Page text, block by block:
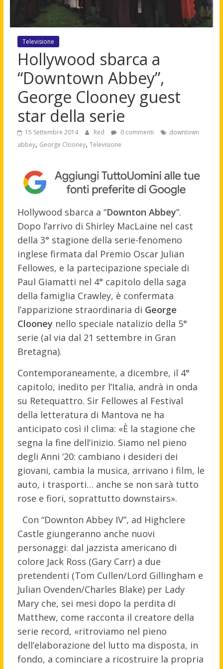
Televisione
Hollywood sbarca a
“Downtown Abbey”,
George Clooney guest
star della serie
15 Settembre 2014 Red 0 commenti
downtown
abbey, George Clooney, Televisione
Hollywood sbarca a “Downton Abbey”.
Dopo l’arrivo di Shirley MacLaine nel cast
della 3° stagione della serie-fenomeno
inglese firmata dal Premio Oscar Julian
Fellowes, e la partecipazione speciale di
Paul Giamatti nel 4° capitolo della saga
della famiglia Crawley, è confermata
l’apparizione straordinaria di George
Clooney nello speciale natalizio della 5°
serie (al via dal 21 settembre in Gran
Bretagna).
Contemporaneamente, a dicembre, il 4°
capitolo, inedito per l’Italia, andrà in onda
su Retequattro. Sir Fellowes al Festival
della letteratura di Mantova ne ha
anticipato così il clima: «È la stagione che
segna la fine dell’inizio. Siamo nel pieno
degli Anni ‘20: cambiano i desideri dei
giovani, cambia la musica, arrivano i film, le
auto, i trasporti… anche se non sarà tutto
rose e fiori, soprattutto downstairs».
Con “Downton Abbey IV”, ad Highclere
Castle giungeranno anche nuovi
personaggi: dal jazzista americano di
colore Jack Ross (Gary Carr) a due
pretendenti (Tom Cullen/Lord Gillingham e
Julian Ovenden/Charles Blake) per Lady
Mary che, sei mesi dopo la perdita di
Matthew, come racconta il creatore della
serie record, «ritroviamo nel pieno
dell’elaborazione del lutto ma disposta, in
fondo, a cominciare a ricostruire la propria